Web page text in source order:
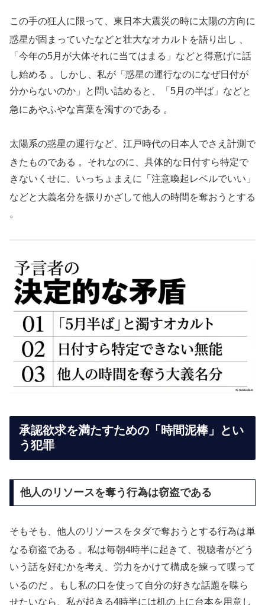
この手の狂人に限って、東日本大震災の時に太陽の方向に
惑星が固まっていたなどと壮大なオカルトを語り出し
「今年の5月が大体それに当てはまる」などと得意げに話
し始める 。しかし、私が「惑星の運行なのになぜ日付が
分からないのか」と問い詰めると、「5月の半ば」などと
急にあやふやな言葉を濁すのである 。
太陽系の惑星の運行など、江戸時代の日本人でさえ計測で
きたものである 。それなのに、具体的な日付すら特定で
きないくせに、いっちょまえに「注意喚起レベルでいい」
などと大義名分を振りかざして他人の時間を奪おうとする
。
承認欲求を満たすための「時間泥棒」とい
う犯罪
他人のリソースを奪う行為は窃盗である
そもそも、他人のリソースをタダで奪おうとする行為は単
なる窃盗である 。私は毎朝4時半に起きて、視聴者がどう
いう話を好むかを考え、労力をかけて構成を練って喋って
いるのだ 。もし私の口を使って自分の好きな話題を喋ら
せたいなら、私が起きる4時半には机の上に台本を用意し